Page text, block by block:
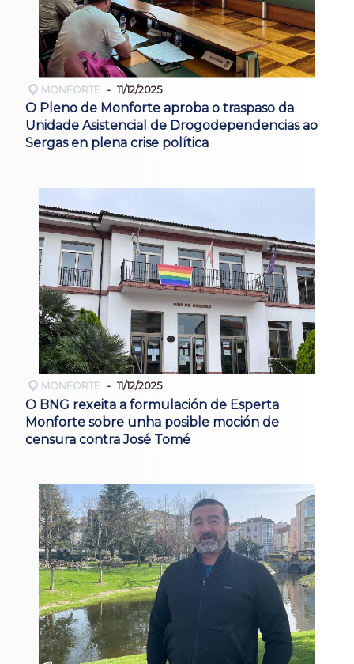
MONFORTE 11/12/2025
O Pleno de Monforte aproba o traspaso da
Unidade Asistencial de Drogodependencias ao
Sergas en plena crise política
MONFORTE 11/12/2025
O BNG rexeita a formulación de Esperta
Monforte sobre unha posible moción de
censura contra José Tomé